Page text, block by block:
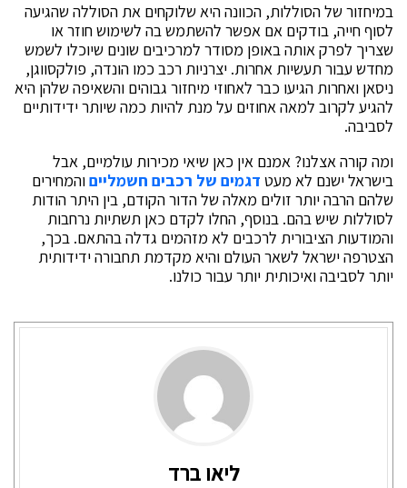
במיחזור של הסוללות, הכוונה היא שלוקחים את הסוללה שהגיעה
לסוף חייה, בודקים אם אפשר להשתמש בה לשימוש חוזר או
שצריך לפרק אותה באופן מסודר למרכיבים שונים שיוכלו לשמש
מחדש עבור תעשיות אחרות. יצרניות רכב כמו הונדה, פולקסווגן,
ניסאן ואחרות הגיעו כבר לאחוזי מיחזור גבוהים והשאיפה שלהן היא
להגיע לקרוב למאה אחוזים על מנת להיות כמה שיותר ידידותיים
לסביבה.
ומה קורה אצלנו? אמנם אין כאן שיאי מכירות עולמיים, אבל
בישראל ישנם לא מעט דגמים של רכבים חשמלייםוהמחירים
שלהם הרבה יותר זולים מאלה של הדור הקודם, בין היתר הודות
לסוללות שיש בהם. בנוסף, החלו לקדם כאן תשתיות נרחבות
והמודעות הציבורית לרכבים לא מזהמים גדלה בהתאם. בכך,
הצטרפה ישראל לשאר העולם והיא מקדמת תחבורה ידידותית
יותר לסביבה ואיכותית יותר עבור כולנו.
ליאו ברד